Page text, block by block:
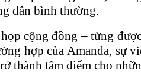
dân bình thường.
cộng đồng – từng
hợp của Amanda, sự
thành tâm điểm cho